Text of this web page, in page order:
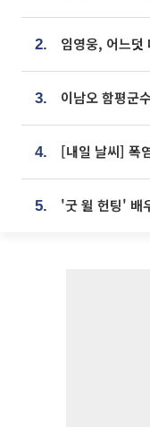
2.
3. 이남오 함평군
4.
5.